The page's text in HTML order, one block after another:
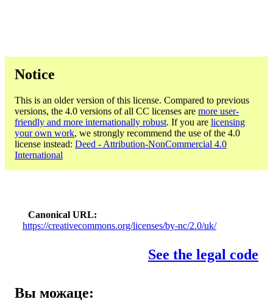
Notice
This is an older version of this license. Compared to previous
versions, the 4.0 versions of all CC licenses are more user-
friendly and more internationally robust. If you are licensing
your own work, we strongly recommend the use of the 4.0
license instead: Deed - Attribution-NonCommercial 4.0
International
Canonical URL
https://creativecommons.org/licenses/by-nc/2.0/uk/
See the legal code
Вы можаце: